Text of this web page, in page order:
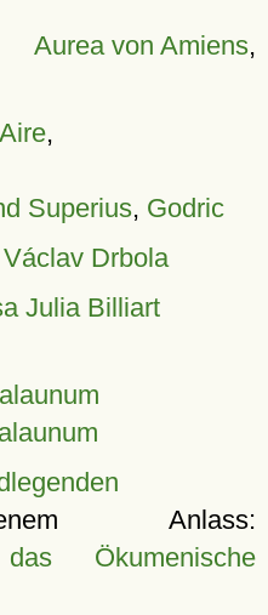
Aurea von Amiens,
,
Superius, Godric
Drbola
Julia Billiart
Anlass:
Ökumenische